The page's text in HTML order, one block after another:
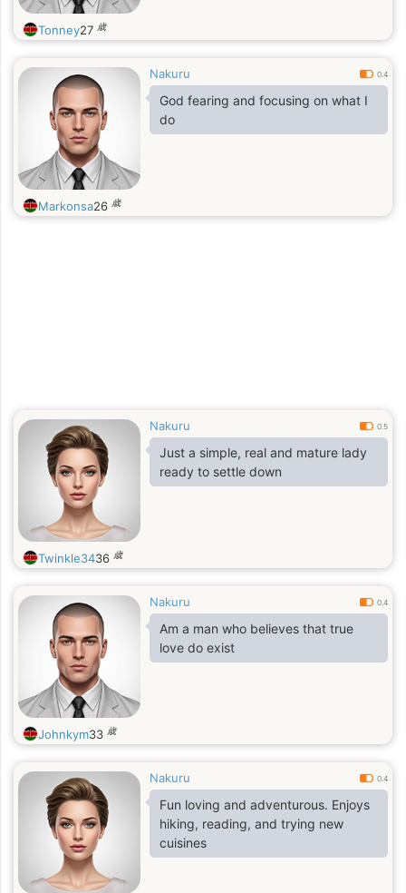
Tonney27 歳
Nakuru 0.4
God fearing and focusing on what I
do
Markonsa26 歳
Nakuru 0.5
Just a simple, real and mature lady
ready to settle down
Twinkle3436 歳
Nakuru 0.4
Am a man who believes that true
love do exist
Johnkym33 歳
Nakuru 0.4
Fun loving and adventurous. Enjoys
hiking, reading, and trying new
cuisines